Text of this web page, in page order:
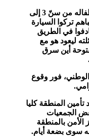
الضحية كان مرفوقا بزوجته وثلاثة من أطفاله من سنّ 3 إلى
تركوا السيارة
في الطريق
ليعود هو مع
أين سرق
فور وقوع
المنطقة كليا
الجمعيات
الأمن بالمنطقة
سوى بضعة أيام.